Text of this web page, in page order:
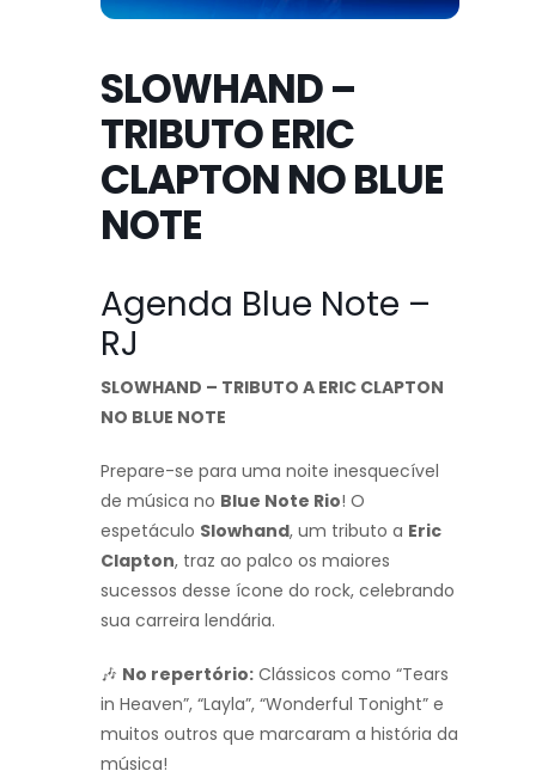
SLOWHAND –
TRIBUTO ERIC
CLAPTON NO BLUE
NOTE
Agenda Blue Note –
RJ
SLOWHAND – TRIBUTO A ERIC CLAPTON
NO BLUE NOTE
Prepare-se para uma noite inesquecível
de música no Blue Note Rio! O
espetáculo Slowhand, um tributo a Eric
Clapton, traz ao palco os maiores
sucessos desse ícone do rock, celebrando
sua carreira lendária.
🎶 No repertório: Clássicos como “Tears
in Heaven”, “Layla”, “Wonderful Tonight” e
muitos outros que marcaram a história da
música!